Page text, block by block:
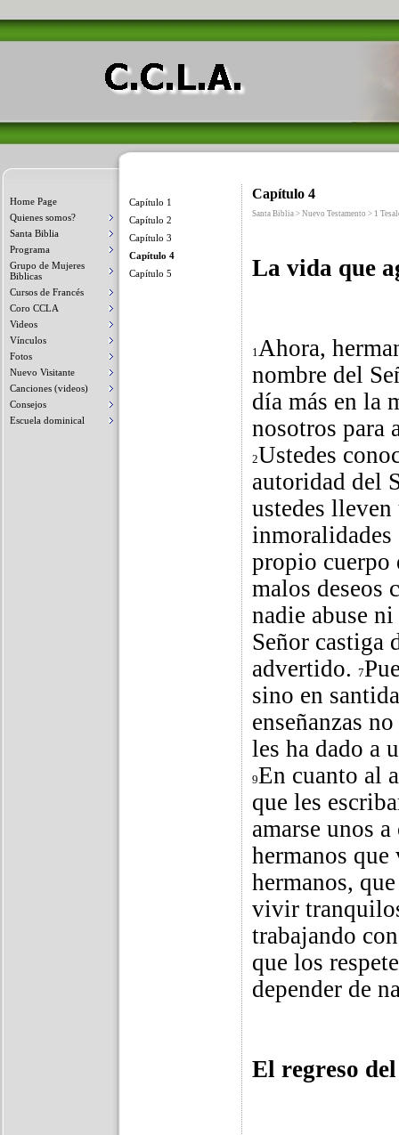
Home Page
Quienes somos?
Santa Biblia
Programa
Grupo de Mujeres
Biblicas
Cursos de Francés
Coro CCLA
Videos
Vínculos
Fotos
Nuevo Visitante
Canciones (videos)
Consejos
Escuela dominical
Capítulo 4
Santa Biblia > Nuevo Testamento > 1
La vida que
1Ahora,
nombre del
día más en la
nosotros para
2Ustedes
autoridad del
ustedes
propio cuerpo
malos deseos
nadie abuse
Señor castiga
advertido. 7
sino en
enseñanzas
les ha dado a
9En cuanto al
que les
amarse unos
hermanos
hermanos,
vivir
trabajando
que los
depender de
El regreso
Capítulo 1
Capítulo 2
Capítulo 3
Capítulo 4
Capítulo 5